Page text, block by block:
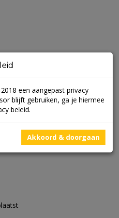
een aangepast privacy
blijft gebruiken, ga je hiermee
beleid.
Akkoord & doorgaan